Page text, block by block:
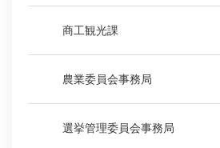
商工観光課
農業委員会事務局
選挙管理委員会事務局